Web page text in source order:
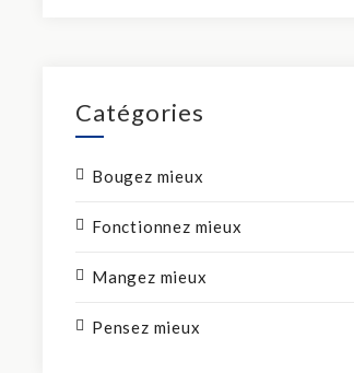
Catégories
Bougez mieux
Fonctionnez mieux
Mangez mieux
Pensez mieux